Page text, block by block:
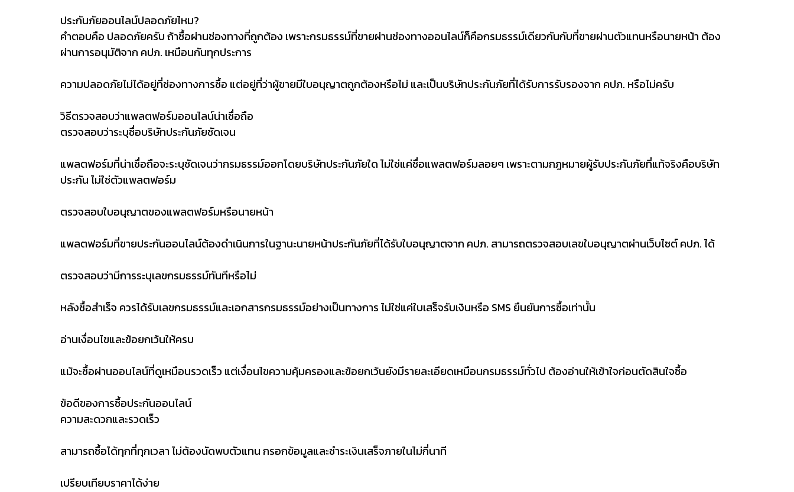
ประกันภัยออนไลน์ปลอดภัยไหม?
คำตอบคือ ปลอดภัยครับ ถ้าซื้อผ่านช่องทางที่ถูกต้อง เพราะกรมธรรม์ที่ขายผ่านช่องทางออนไลน์ก็คือกรมธรรม์เดียวกันกับที่ขายผ่านตัวแทนหรือนายหน้า ต้อง
ผ่านการอนุมัติจาก คปภ. เหมือนกันทุกประการ
ความปลอดภัยไม่ได้อยู่ที่ช่องทางการซื้อ แต่อยู่ที่ว่าผู้ขายมีใบอนุญาตถูกต้องหรือไม่ และเป็นบริษัทประกันภัยที่ได้รับการรับรองจาก คปภ. หรือไม่ครับ
วิธีตรวจสอบว่าแพลตฟอร์มออนไลน์น่าเชื่อถือ
ตรวจสอบว่าระบุชื่อบริษัทประกันภัยชัดเจน
แพลตฟอร์มที่น่าเชื่อถือจะระบุชัดเจนว่ากรมธรรม์ออกโดยบริษัทประกันภัยใด ไม่ใช่แค่ชื่อแพลตฟอร์มลอยๆ เพราะตามกฎหมายผู้รับประกันภัยที่แท้จริงคือบริษัท
ประกัน ไม่ใช่ตัวแพลตฟอร์ม
ตรวจสอบใบอนุญาตของแพลตฟอร์มหรือนายหน้า
แพลตฟอร์มที่ขายประกันออนไลน์ต้องดำเนินการในฐานะนายหน้าประกันภัยที่ได้รับใบอนุญาตจาก คปภ. สามารถตรวจสอบเลขใบอนุญาตผ่านเว็บไซต์ คปภ. ได้
ตรวจสอบว่ามีการระบุเลขกรมธรรม์ทันทีหรือไม่
หลังซื้อสำเร็จ ควรได้รับเลขกรมธรรม์และเอกสารกรมธรรม์อย่างเป็นทางการ ไม่ใช่แค่ใบเสร็จรับเงินหรือ SMS ยืนยันการซื้อเท่านั้น
อ่านเงื่อนไขและข้อยกเว้นให้ครบ
แม้จะซื้อผ่านออนไลน์ที่ดูเหมือนรวดเร็ว แต่เงื่อนไขความคุ้มครองและข้อยกเว้นยังมีรายละเอียดเหมือนกรมธรรม์ทั่วไป ต้องอ่านให้เข้าใจก่อนตัดสินใจซื้อ
ข้อดีของการซื้อประกันออนไลน์
ความสะดวกและรวดเร็ว
สามารถซื้อได้ทุกที่ทุกเวลา ไม่ต้องนัดพบตัวแทน กรอกข้อมูลและชำระเงินเสร็จภายในไม่กี่นาที
เปรียบเทียบราคาได้ง่าย